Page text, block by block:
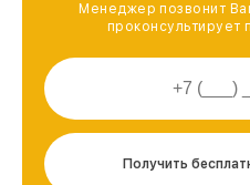
Менеджер позвонит
Получить